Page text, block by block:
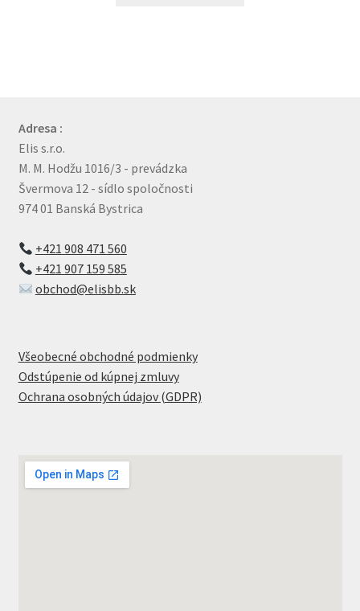
Adresa :
Elis s.r.o.
M. M. Hodžu 1016/3 - prevádzka
Švermova 12 - sídlo spoločnosti
974 01 Banská Bystrica
+421 908 471 560
+421 907 159 585
obchod@elisbb.sk
Všeobecné obchodné podmienky
Odstúpenie od kúpnej zmluvy
Ochrana osobných údajov (GDPR)